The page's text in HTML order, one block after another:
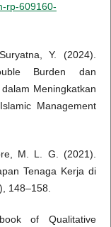
rp-609160-
Y. (2024).
Burden dan
Meningkatkan
Management
M. L. G. (2021).
Tenaga Kerja di
148–158.
of Qualitative